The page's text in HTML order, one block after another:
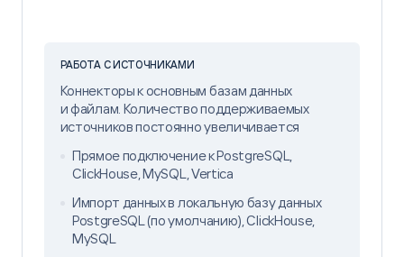
РАБОТА С ИСТОЧНИКАМИ
Коннекторы к основным базам данных
и файлам. Количество поддерживаемых
источников постоянно увеличивается
Прямое подключение к PostgreSQL,
ClickHouse, MySQL, Vertica
Импорт данных в локальную базу данных
PostgreSQL (по умолчанию), ClickHouse,
MySQL